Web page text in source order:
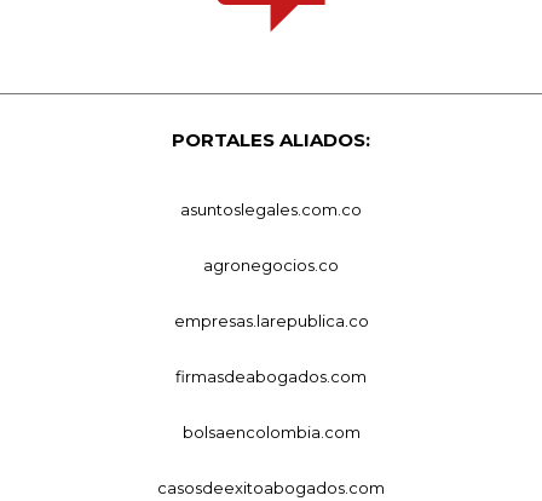
PORTALES ALIADOS:
asuntoslegales.com.co
agronegocios.co
empresas.larepublica.co
firmasdeabogados.com
bolsaencolombia.com
casosdeexitoabogados.com